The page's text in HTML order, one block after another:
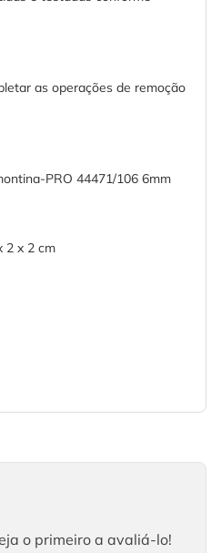
as operações de remoção
PRO 44471/106 6mm
2 x 2 cm
o primeiro a avaliá-lo!